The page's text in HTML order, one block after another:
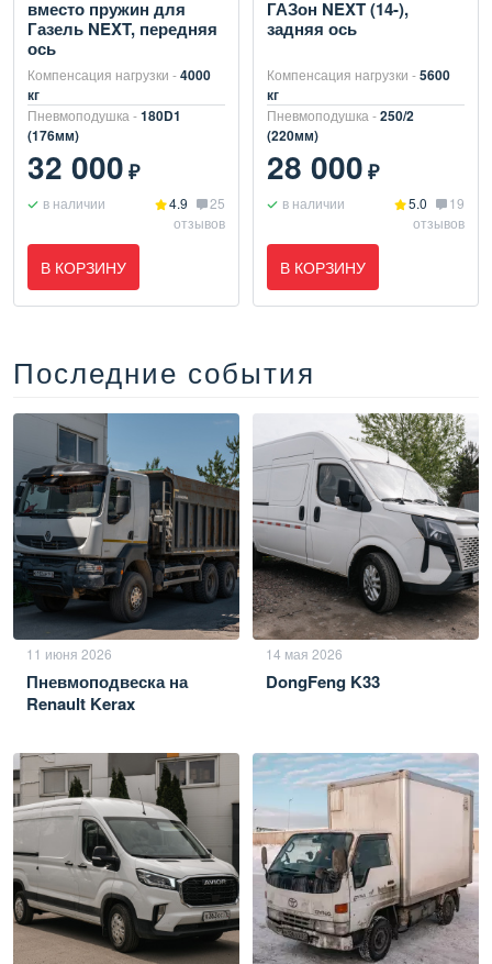
вместо пружин для
Газель NEXT, передняя
ось
Компенсация нагрузки -4000
кг
Пневмоподушка -180D1
(176мм)
32 000₽
в наличии 4.9
25
отзывов
В КОРЗИНУ
ГАЗон NEXT (14-),
задняя ось
Компенсация нагрузки -5600
кг
Пневмоподушка -250/2
(220мм)
28 000₽
в наличии 5.0
19
отзывов
В КОРЗИНУ
Последние события
11 июня 2026
Пневмоподвеска на
Renault Kerax
14 мая 2026
DongFeng K33